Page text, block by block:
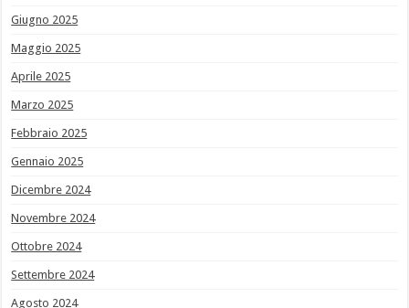
Giugno 2025
Maggio 2025
Aprile 2025
Marzo 2025
Febbraio 2025
Gennaio 2025
Dicembre 2024
Novembre 2024
Ottobre 2024
Settembre 2024
Agosto 2024